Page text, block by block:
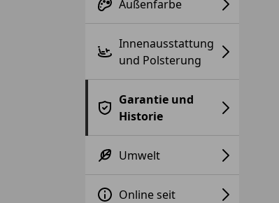
Außenfarbe
Innenausstattung
und Polsterung
Garantie und
Historie
Umwelt
Online seit